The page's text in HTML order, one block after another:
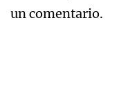
un comentario.